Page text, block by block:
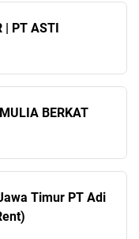
| PT ASTI
BERKAT
Timur PT Adi